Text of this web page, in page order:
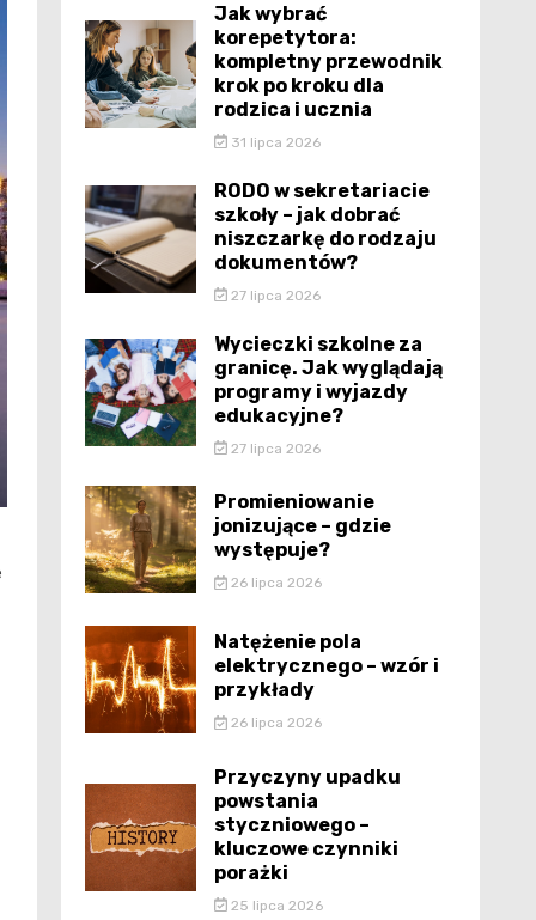
Jak wybrać
korepetytora:
kompletny przewodnik
krok po kroku dla
rodzica i ucznia
31 lipca 2026
RODO w sekretariacie
szkoły – jak dobrać
niszczarkę do rodzaju
dokumentów?
27 lipca 2026
Wycieczki szkolne za
granicę. Jak wyglądają
programy i wyjazdy
edukacyjne?
27 lipca 2026
Promieniowanie
jonizujące – gdzie
występuje?
26 lipca 2026
Natężenie pola
elektrycznego – wzór i
przykłady
26 lipca 2026
Przyczyny upadku
powstania
styczniowego –
kluczowe czynniki
porażki
25 lipca 2026